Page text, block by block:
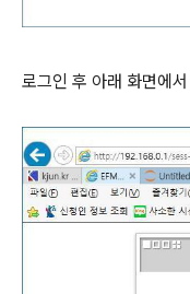
로그인 후 아래 화면에